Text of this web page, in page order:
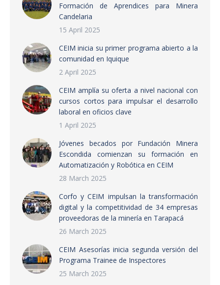
Formación de Aprendices para Minera
Candelaria
15 April 2025
CEIM inicia su primer programa abierto a la
comunidad en Iquique
2 April 2025
CEIM amplía su oferta a nivel nacional con
cursos cortos para impulsar el desarrollo
laboral en oficios clave
1 April 2025
Jóvenes becados por Fundación Minera
Escondida comienzan su formación en
Automatización y Robótica en CEIM
28 March 2025
Corfo y CEIM impulsan la transformación
digital y la competitividad de 34 empresas
proveedoras de la minería en Tarapacá
26 March 2025
CEIM Asesorías inicia segunda versión del
Programa Trainee de Inspectores
25 March 2025